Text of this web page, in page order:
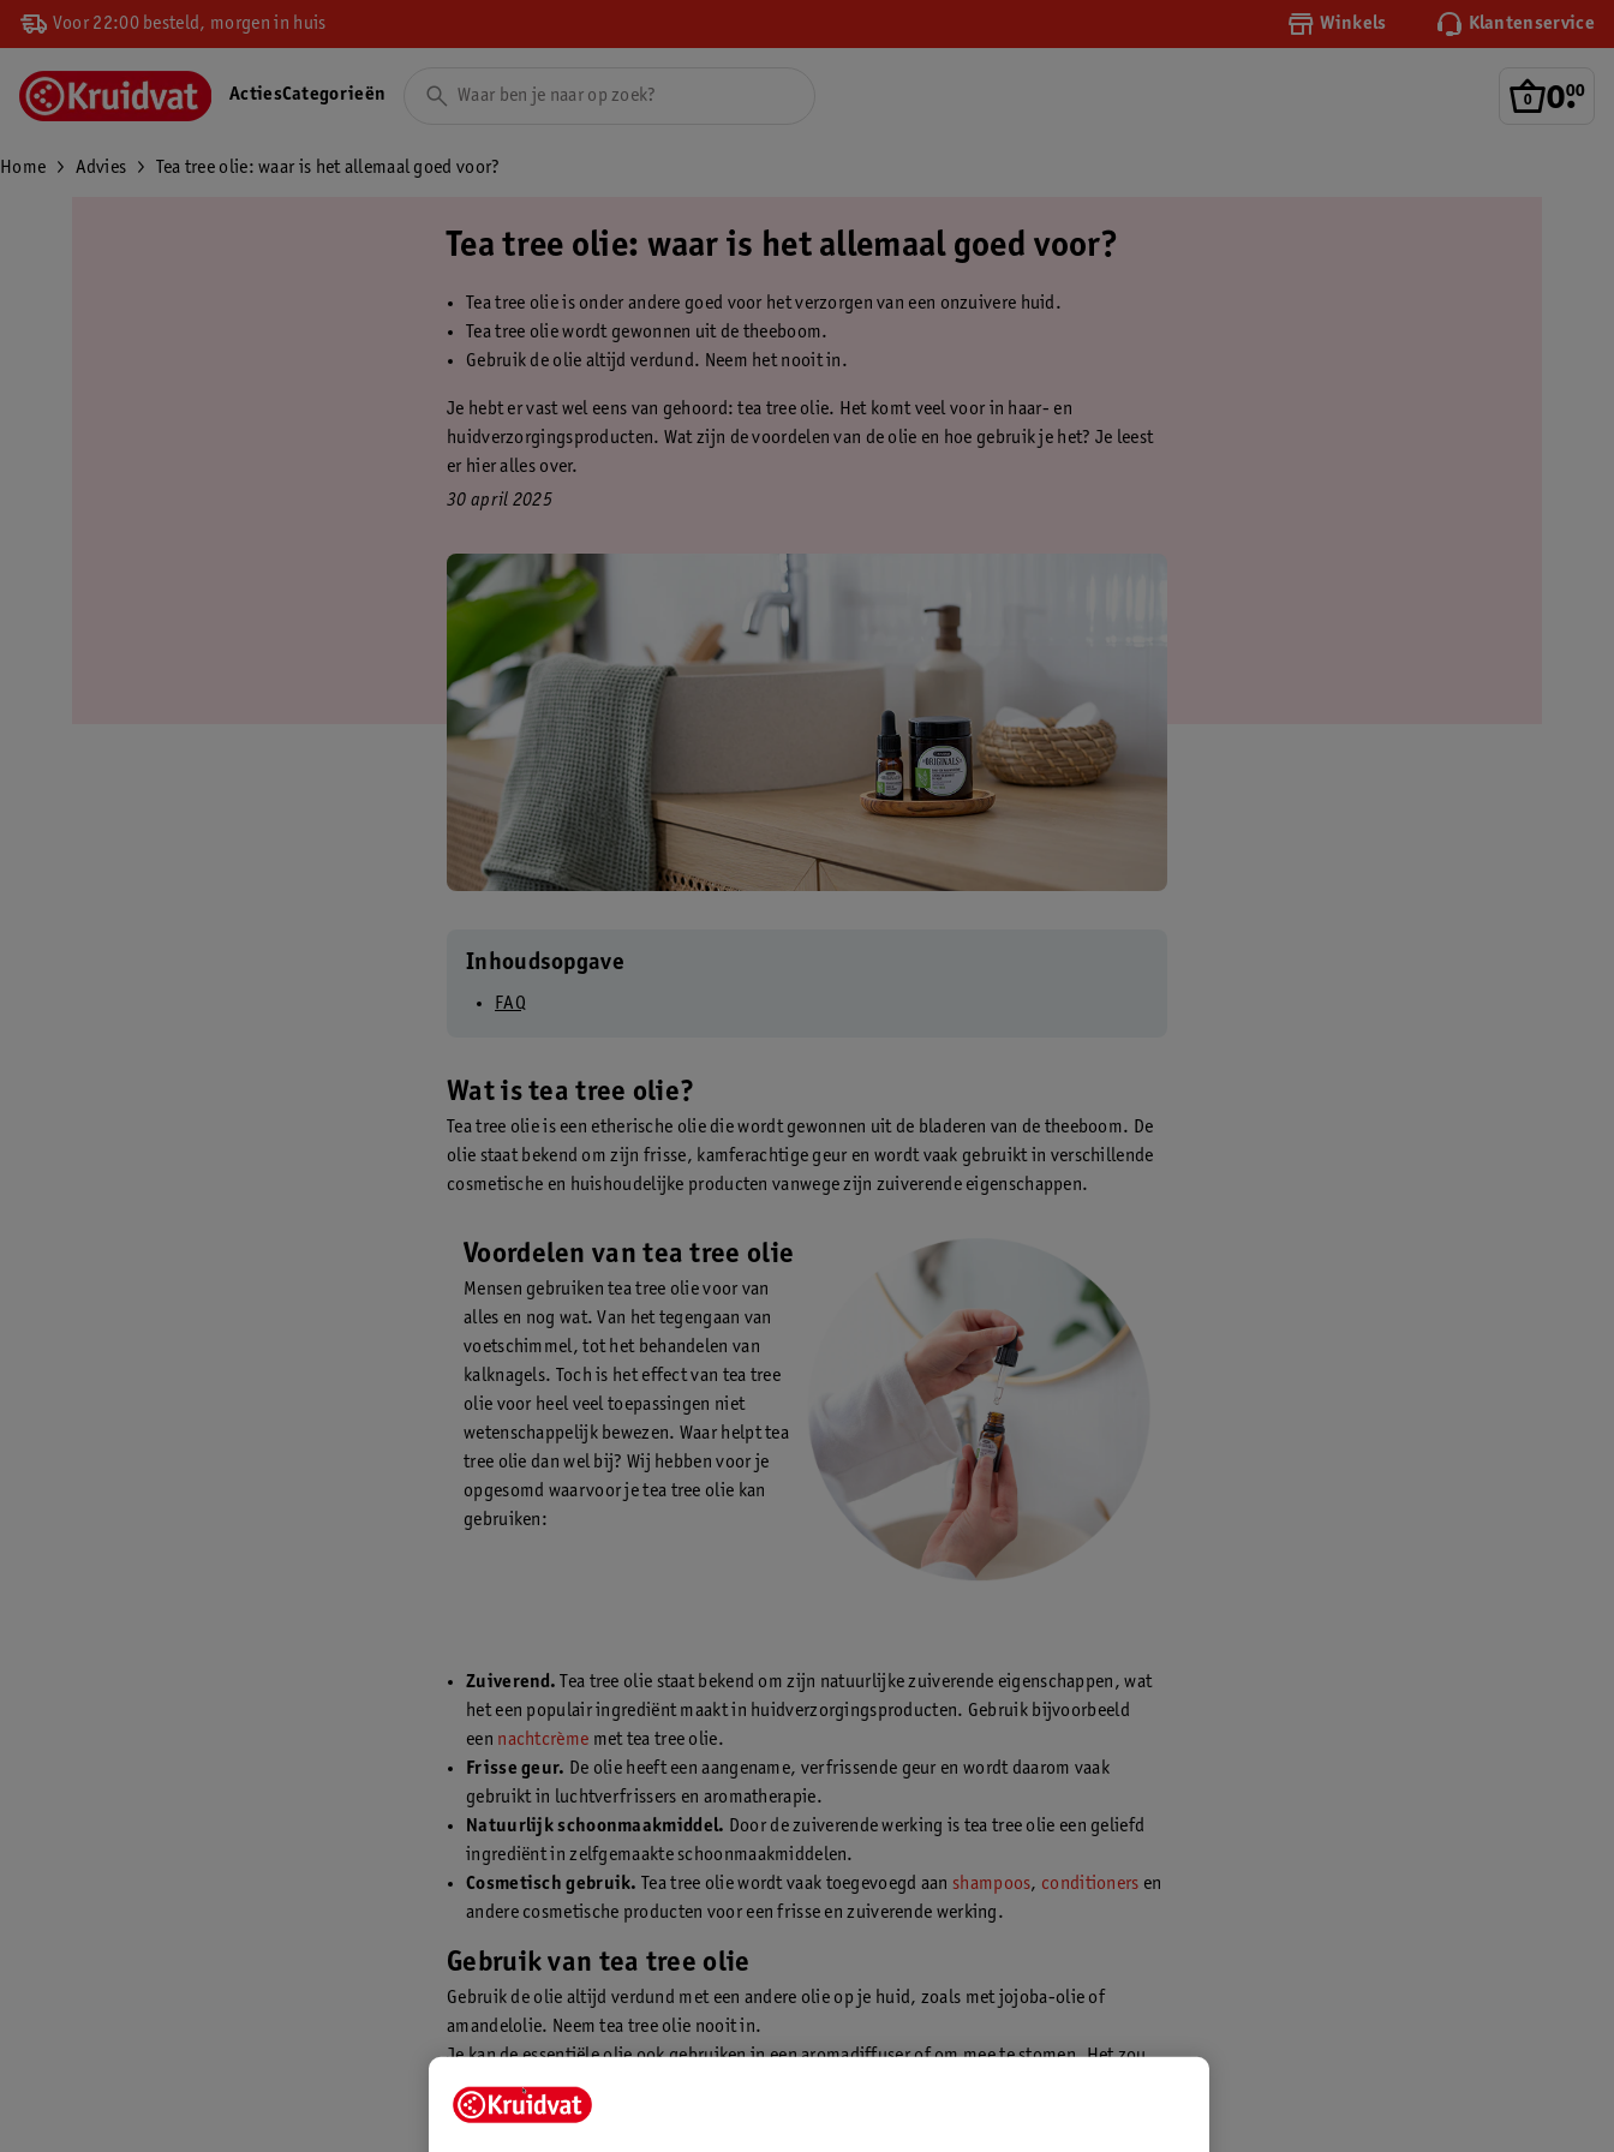
Voor 22:00 besteld, morgen in huis Winkels Klantenservice
0.
00
ActiesCategorieën
Home Advies Tea tree olie: waar is het allemaal goed voor?
Tea tree olie: waar is het allemaal goed voor?
Tea tree olie is onder andere goed voor het verzorgen van een onzuivere huid.
Tea tree olie wordt gewonnen uit de theeboom.
Gebruik de olie altijd verdund. Neem het nooit in.
Je hebt er vast wel eens van gehoord: tea tree olie. Het komt veel voor in haar- en
huidverzorgingsproducten. Wat zijn de voordelen van de olie en hoe gebruik je het? Je leest
er hier alles over.
30 april 2025
Inhoudsopgave
FAQ
Wat is tea tree olie?
Tea tree olie is een etherische olie die wordt gewonnen uit de bladeren van de theeboom. De
olie staat bekend om zijn frisse, kamferachtige geur en wordt vaak gebruikt in verschillende
cosmetische en huishoudelijke producten vanwege zijn zuiverende eigenschappen.
Voordelen van tea tree olie
Mensen gebruiken tea tree olie voor van
alles en nog wat. Van het tegengaan van
voetschimmel, tot het behandelen van
kalknagels. Toch is het effect van tea tree
olie voor heel veel toepassingen niet
wetenschappelijk bewezen. Waar helpt tea
tree olie dan wel bij? Wij hebben voor je
opgesomd waarvoor je tea tree olie kan
gebruiken:
Zuiverend.
Tea tree olie staat bekend om zijn natuurlijke zuiverende eigenschappen, wat
het een populair ingrediënt maakt in huidverzorgingsproducten. Gebruik bijvoorbeeld
een nachtcrème met tea tree olie.
Frisse geur. De olie heeft een aangename, verfrissende geur en wordt daarom vaak
gebruikt in luchtverfrissers en aromatherapie.
Natuurlijk schoonmaakmiddel. Door de zuiverende werking is tea tree olie een geliefd
ingrediënt in zelfgemaakte schoonmaakmiddelen.
Cosmetisch gebruik.
Tea tree olie wordt vaak toegevoegd aan shampoos, conditioners en
andere cosmetische producten voor een frisse en zuiverende werking.
Gebruik van tea tree olie
Gebruik de olie altijd verdund met een andere olie op je huid, zoals met jojoba-olie of
amandelolie. Neem tea tree olie nooit in.
Je kan de essentiële olie ook gebruiken in een aromadiffuser of om mee te stomen. Het zou
helpen de lucht in de ruimte te zuiveren en een voordelig effect hebben op je luchtwegen.
Als je zwanger bent kunnen wat tea tree olie druppels fijn zijn als toevoeging aan je bad.